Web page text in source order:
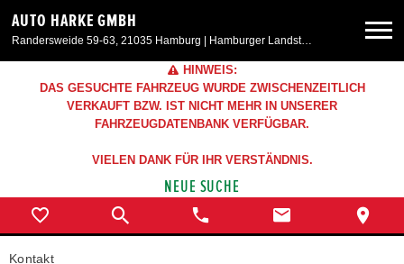
AUTO HARKE GMBH
Randersweide 59-63, 21035 Hamburg | Hamburger Landstr. 50, 21357 Bardowick
Neuwagen
Aktionen & Angebote
Service & Zubehör
HINWEIS:
DAS GESUCHTE FAHRZEUG WURDE ZWISCHENZEITLICH
VERKAUFT BZW. IST NICHT MEHR IN UNSERER
FAHRZEUGDATENBANK VERFÜGBAR.
VIELEN DANK FÜR IHR VERSTÄNDNIS.
NEUE SUCHE
Kontakt